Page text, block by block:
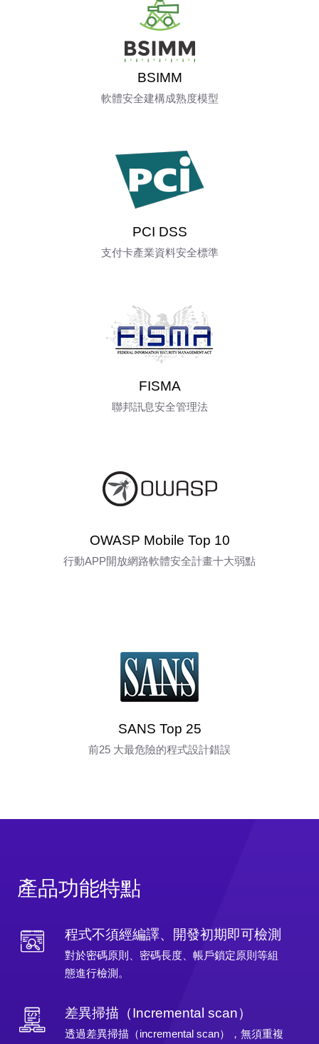
BSIMM
軟體安全建構成熟度模型
PCI DSS
支付卡產業資料安全標準
FISMA
聯邦訊息安全管理法
OWASP Mobile Top 10
行動APP開放網路軟體安全計畫十大弱點
SANS Top 25
前25 大最危險的程式設計錯誤
產品功能特點
程式不須經編譯、開發初期即可檢測
對於密碼原則、密碼長度、帳戶鎖定原則等組
態進行檢測。
差異掃描（Incremental scan）
透過差異掃描（incremental scan），無須重複